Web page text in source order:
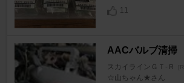
11
AACバルブ清掃
スカイラインＧＴ‐Ｒ
☆山ちゃん★さん